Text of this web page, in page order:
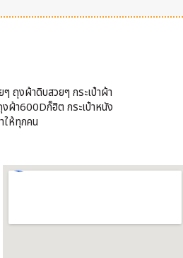
ถุงผ้าดิบสวยๆ กระเป๋าผ้า
งผ้า600Dก็ฮิต กระเป๋าหนัง
ให้ทุกคน